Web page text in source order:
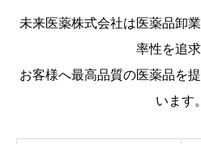
未来医薬株式会社は医薬品卸
率性を追求
お客様へ最高品質の医薬品を
います。